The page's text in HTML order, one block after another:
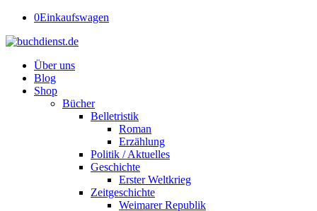
0Einkaufswagen
Über uns
Blog
Shop
Bücher
Belletristik
Roman
Erzählung
Politik / Aktuelles
Geschichte
Erster Weltkrieg
Zeitgeschichte
Weimarer Republik